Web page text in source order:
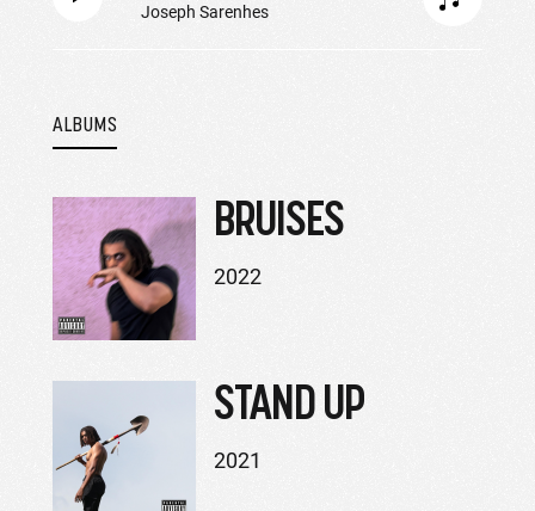
Joseph Sarenhes
ALBUMS
BRUISES
2022
STAND UP
2021